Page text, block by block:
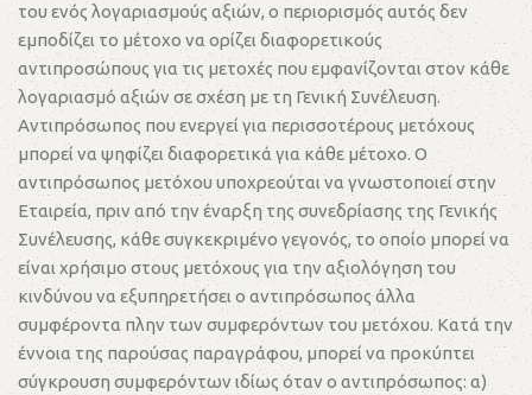
του ενός λογαριασμούς αξιών, ο περιορισμός αυτός δεν
εμποδίζει το μέτοχο να ορίζει διαφορετικούς
αντιπροσώπους για τις μετοχές που εμφανίζονται στον κάθε
λογαριασμό αξιών σε σχέση με τη Γενική Συνέλευση.
Αντιπρόσωπος που ενεργεί για περισσοτέρους μετόχους
μπορεί να ψηφίζει διαφορετικά για κάθε μέτοχο. Ο
αντιπρόσωπος μετόχου υποχρεούται να γνωστοποιεί στην
Εταιρεία, πριν από την έναρξη της συνεδρίασης της Γενικής
Συνέλευσης, κάθε συγκεκριμένο γεγονός, το οποίο μπορεί να
είναι χρήσιμο στους μετόχους για την αξιολόγηση του
κινδύνου να εξυπηρετήσει ο αντιπρόσωπος άλλα
συμφέροντα πλην των συμφερόντων του μετόχου. Κατά την
έννοια της παρούσας παραγράφου, μπορεί να προκύπτει
σύγκρουση συμφερόντων ιδίως όταν ο αντιπρόσωπος: α)